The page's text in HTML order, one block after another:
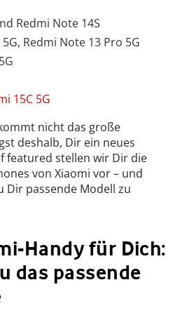
Redmi Note 14S
Redmi Note 13 Pro 5G
15C 5G
nicht das große
deshalb, Dir ein neues
featured stellen wir Dir die
von Xiaomi vor – und
Dir passende Modell zu
Handy für Dich:
das passende